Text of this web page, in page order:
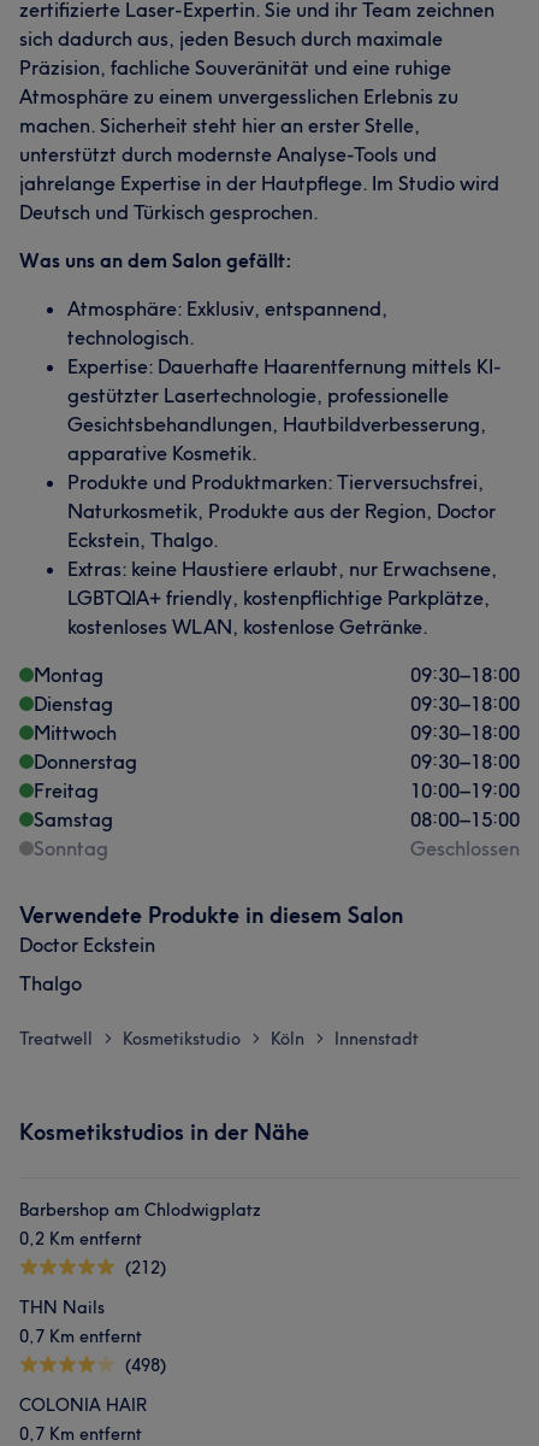
zertifizierte Laser-Expertin. Sie und ihr Team zeichnen
sich dadurch aus, jeden Besuch durch maximale
Präzision, fachliche Souveränität und eine ruhige
Atmosphäre zu einem unvergesslichen Erlebnis zu
machen. Sicherheit steht hier an erster Stelle,
unterstützt durch modernste Analyse-Tools und
jahrelange Expertise in der Hautpflege. Im Studio wird
Deutsch und Türkisch gesprochen.
Was uns an dem Salon gefällt:
Atmosphäre: Exklusiv, entspannend,
technologisch.
Expertise: Dauerhafte Haarentfernung mittels KI-
gestützter Lasertechnologie, professionelle
Gesichtsbehandlungen, Hautbildverbesserung,
apparative Kosmetik.
Produkte und Produktmarken: Tierversuchsfrei,
Naturkosmetik, Produkte aus der Region, Doctor
Eckstein, Thalgo.
Extras: keine Haustiere erlaubt, nur Erwachsene,
LGBTQIA+ friendly, kostenpflichtige Parkplätze,
kostenloses WLAN, kostenlose Getränke.
Montag
09:30–18:00
Dienstag
09:30–18:00
Mittwoch
09:30–18:00
Donnerstag
09:30–18:00
Freitag
10:00–19:00
Samstag
08:00–15:00
Sonntag
Geschlossen
Verwendete Produkte in diesem Salon
Doctor Eckstein
Thalgo
Treatwell > Kosmetikstudio > Köln > Innenstadt
Kosmetikstudios in der Nähe
Barbershop am Chlodwigplatz
0,2 Km entfernt
(212)
THN Nails
0,7 Km entfernt
(498)
COLONIA HAIR
0,7 Km entfernt